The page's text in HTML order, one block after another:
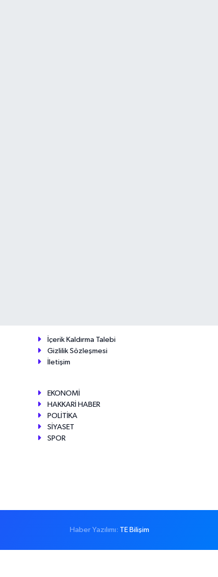
İçerik Kaldırma Talebi
Gizlilik Sözleşmesi
İletişim
EKONOMİ
HAKKARİ HABER
POLİTİKA
SİYASET
SPOR
Haber Yazılımı: TE Bilişim